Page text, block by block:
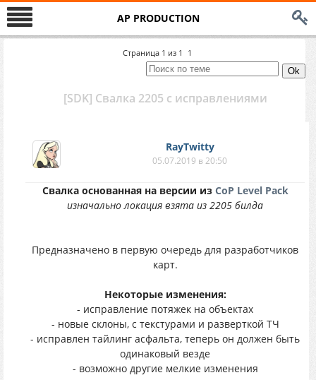
AP PRODUCTION
Страница 1 из 1 1
[SDK] Свалка 2205 с исправлениями
RayTwitty
05.07.2019 в 20:50
Свалка основанная на версии из CoP Level Pack
изначально локация взята из 2205 билда
Предназначено в первую очередь для разработчиков
карт.
Некоторые изменения:
- исправление потяжек на объектах
- новые склоны, с текстурами и разверткой ТЧ
- исправлен тайлинг асфальта, теперь он должен быть
одинаковый везде
- возможно другие мелкие изменения